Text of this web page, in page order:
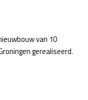
van 10
gerealiseerd.